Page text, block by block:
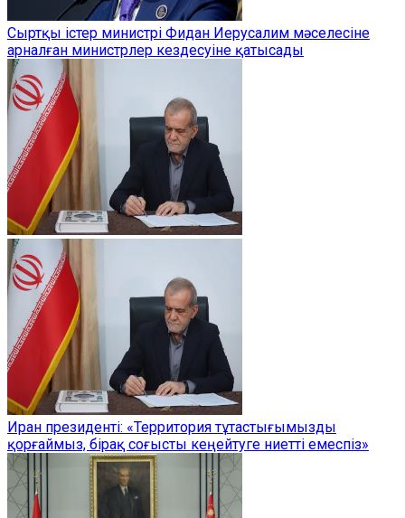
Сыртқы істер министрі Фидан Иерусалим мәселесіне
арналған министрлер кездесуіне қатысады
Иран президенті: «Территория тұтастығымызды
қорғаймыз, бірақ соғысты кеңейтуге ниетті емеспіз»